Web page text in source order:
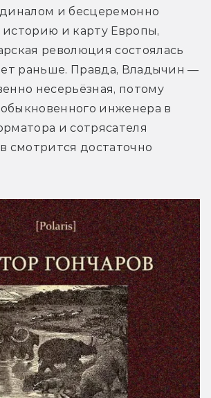
и бесцеремонно
историю и карту Европы,
революция состоялась
раньше. Правда, Владычин —
несерьёзная, потому
инженера в
и сотрясателя
смотрится достаточно